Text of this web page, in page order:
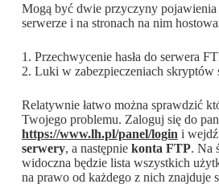
Mogą być dwie przyczyny pojawienia
serwerze i na stronach na nim
1. Przechwycenie hasła do serwera
2. Luki w zabezpieczeniach skryptów
Relatywnie łatwo można sprawdzić
Twojego problemu. Zaloguj się do
https://www.lh.pl/panel/login i
serwery, a następnie konta FTP. Na
widoczna będzie lista wszystkich
na prawo od każdego z nich znajduje